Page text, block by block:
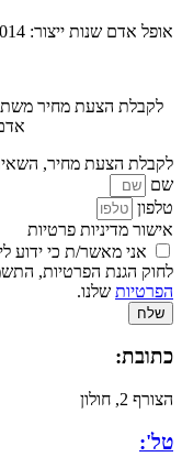
אופל אדם שנות ייצור: 2014, 2015, 2016, 2017, 2018, 2019
לקבלת הצעת מחיר
לקבלת הצעת מחיר,
שם
טלפון
אישור מדיניות פרטיות
אני מאשר/ת כי ידוע
לחוק הגנת הפרטיות, התשמ"א–1981 (כולל תיקון
הפרטיות שלנו.
שלח
כתובת:
הצורף 2, חולון
טל':